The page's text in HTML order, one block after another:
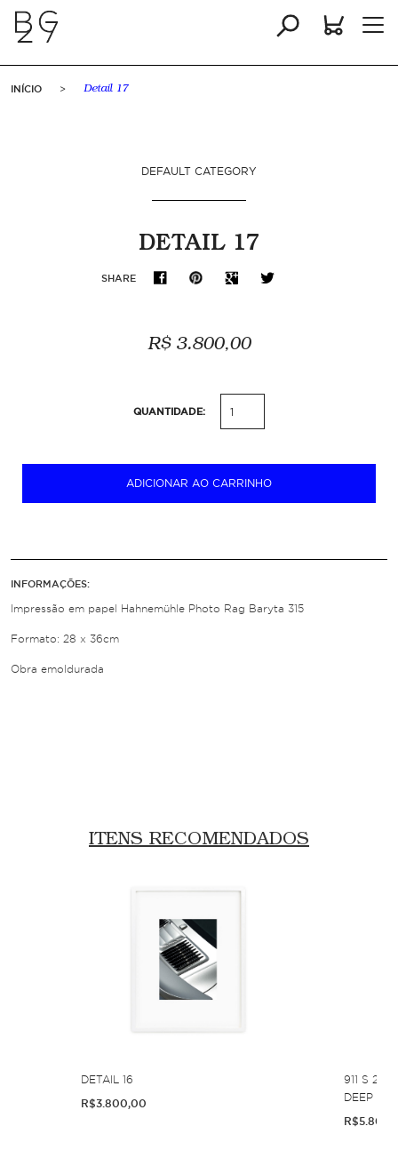
INÍCIO > Detail 17
DEFAULT CATEGORY
DETAIL 17
SHARE
R$ 3.800,00
QUANTIDADE:
ADICIONAR AO CARRINHO
INFORMAÇÕES:
Impressão em papel Hahnemühle Photo Rag Baryta 315
Formato: 28 x 36cm
Obra emoldurada
ITENS RECOMENDADOS
DETAIL 16
R$3.800,00
911 S 2.4
DEEP